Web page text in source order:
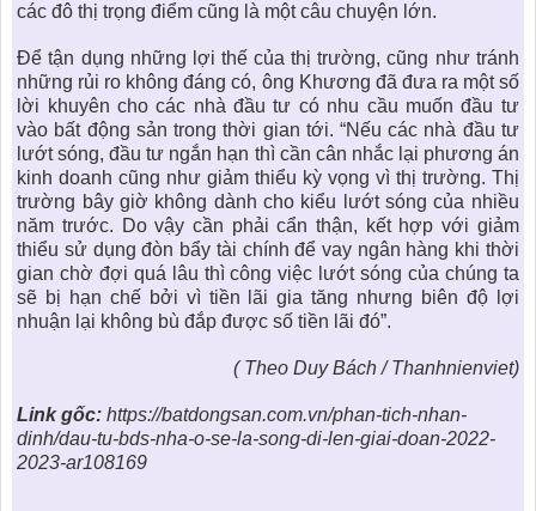
các đô thị trọng điểm cũng là một câu chuyện lớn.
Để tận dụng những lợi thế của thị trường, cũng như tránh
những rủi ro không đáng có, ông Khương đã đưa ra một số
lời khuyên cho các nhà đầu tư có nhu cầu muốn đầu tư
vào bất động sản trong thời gian tới. “Nếu các nhà đầu tư
lướt sóng, đầu tư ngắn hạn thì cần cân nhắc lại phương án
kinh doanh cũng như giảm thiểu kỳ vọng vì thị trường. Thị
trường bây giờ không dành cho kiểu lướt sóng của nhiều
năm trước. Do vậy cần phải cẩn thận, kết hợp với giảm
thiểu sử dụng đòn bẩy tài chính để vay ngân hàng khi thời
gian chờ đợi quá lâu thì công việc lướt sóng của chúng ta
sẽ bị hạn chế bởi vì tiền lãi gia tăng nhưng biên độ lợi
nhuận lại không bù đắp được số tiền lãi đó”.
( Theo Duy Bách / Thanhnienviet)
Link gốc: https://batdongsan.com.vn/phan-tich-nhan-
dinh/dau-tu-bds-nha-o-se-la-song-di-len-giai-doan-2022-
2023-ar108169